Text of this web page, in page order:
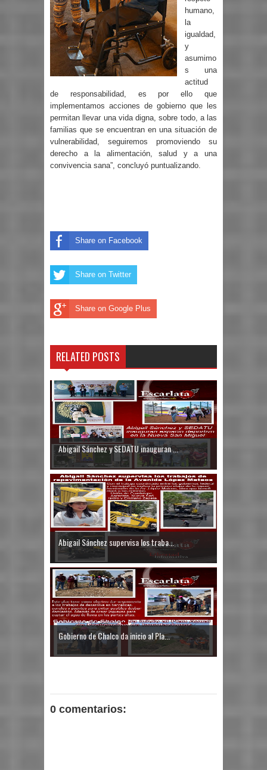
humano,
la
igualdad,
y
asumimo
s una
actitud
de responsabilidad, es por ello que
implementamos acciones de gobierno que les
permitan llevar una vida digna, sobre todo, a las
familias que se encuentran en una situación de
vulnerabilidad, seguiremos promoviendo su
derecho a la alimentación, salud y a una
convivencia sana”, concluyó puntualizando.
Share on Facebook
Share on Twitter
Share on Google Plus
RELATED POSTS
Abigail Sánchez y SEDATU inauguran ...
Abigail Sánchez supervisa los traba...
Gobierno de Chalco da inicio al Pla...
0 comentarios: